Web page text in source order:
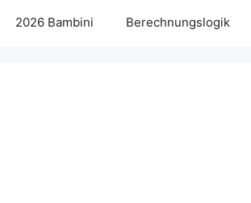
2026 Bambini Berechnungslogik